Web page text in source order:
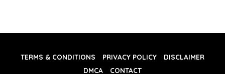
TERMS & CONDITIONS PRIVACY POLICY
DISCLAIMER
DMCA
CONTACT